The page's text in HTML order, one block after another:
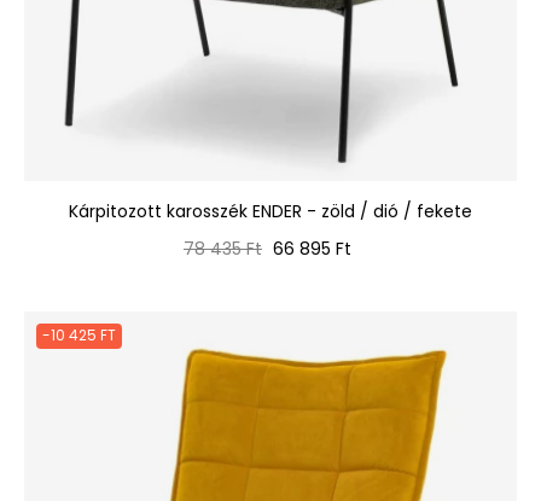
Kárpitozott karosszék ENDER - zöld / dió / fekete
Normál
78 435 Ft Ár
66 895 Ft
-10 425 FT